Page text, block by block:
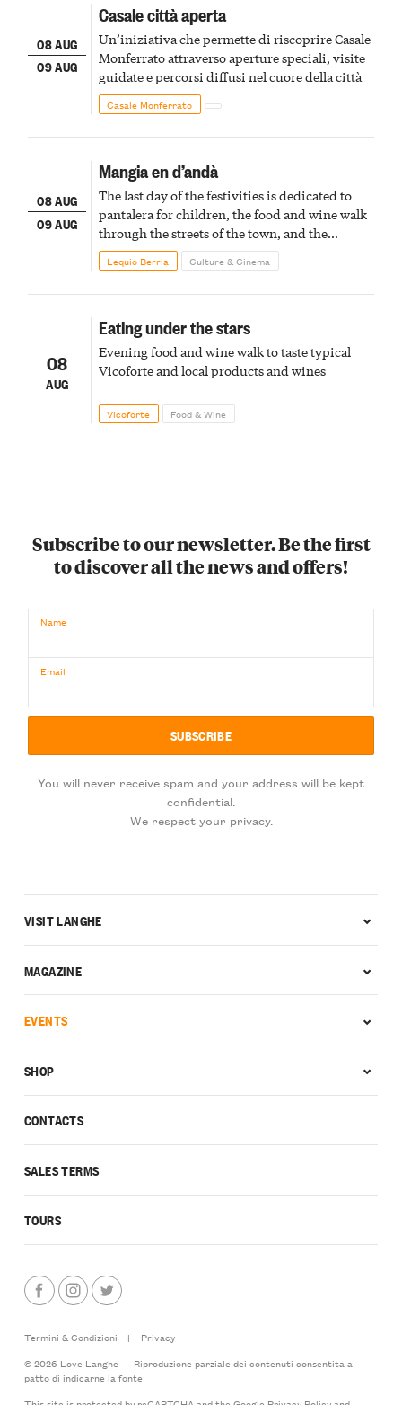
08 AUG
09 AUG
Casale città aperta
Un’iniziativa che permette di riscoprire Casale
Monferrato attraverso aperture speciali, visite
guidate e percorsi diffusi nel cuore della città
Casale Monferrato
08 AUG
09 AUG
Mangia en d’andà
The last day of the festivities is dedicated to
pantalera for children, the food and wine walk
through the streets of the town, and the
fireworks finale
Lequio Berria Culture & Cinema
08
AUG
Eating under the stars
Evening food and wine walk to taste typical
Vicoforte and local products and wines
Vicoforte Food & Wine
Subscribe to our newsletter. Be the first
to discover all the news and offers!
Name
Email
You will never receive spam and your address will be kept
confidential.
We respect your privacy.
CONTACTS
SALES TERMS
TOURS
VISIT LANGHE
MAGAZINE
EVENTS
SHOP
Termini & Condizioni |
Privacy
© 2026 Love Langhe — Riproduzione parziale dei contenuti consentita a
patto di indicarne la fonte